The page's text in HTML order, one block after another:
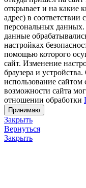
открывает и на какие
адрес) в
персональных
данные
настройках
помощью которого
сайт. Изменение
браузера и
использование
возможности сайта
отношении обработки
Принимаю
Закрыть
Вернуться
Закрыть